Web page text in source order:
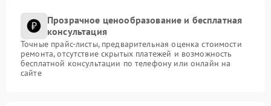
Прозрачное ценообразование и бесплатная
консультация
Точные прайс-листы, предварительная оценка стоимости
ремонта, отсутствие скрытых платежей и возможность
бесплатной консультации по телефону или онлайн на
сайте